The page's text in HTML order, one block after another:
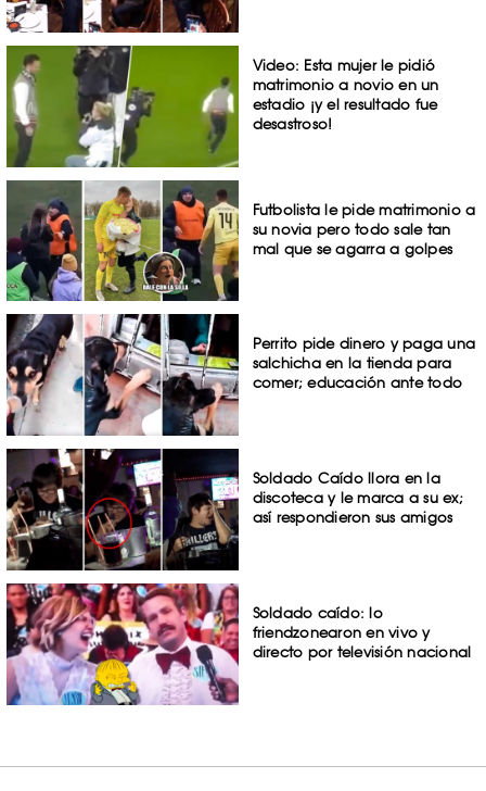
Video: Esta mujer le pidió
matrimonio a novio en un
estadio ¡y el resultado fue
desastroso!
Futbolista le pide matrimonio a
su novia pero todo sale tan
mal que se agarra a golpes
Perrito pide dinero y paga una
salchicha en la tienda para
comer; educación ante todo
Soldado Caído llora en la
discoteca y le marca a su ex;
así respondieron sus amigos
Soldado caído: lo
friendzonearon en vivo y
directo por televisión nacional